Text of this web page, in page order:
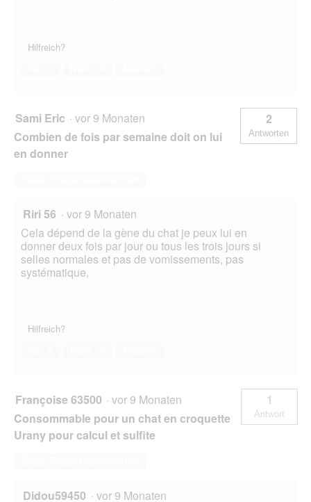
Hilfreich?
Sami Eric · vor 9 Monaten
Combien de fois par semaine doit on lui
en donner
2
Antworten
Riri 56 · vor 9 Monaten
Cela dépend de la gène du chat je peux lui en
donner deux fois par jour ou tous les trois jours si
selles normales et pas de vomissements, pas
systématique,
Hilfreich?
Françoise 63500 · vor 9 Monaten
Consommable pour un chat en croquette
Urany pour calcul et sulfite
1
Antwort
Didou59450 · vor 9 Monaten